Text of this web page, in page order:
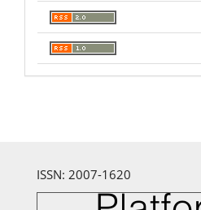
ISSN: 2007-1620